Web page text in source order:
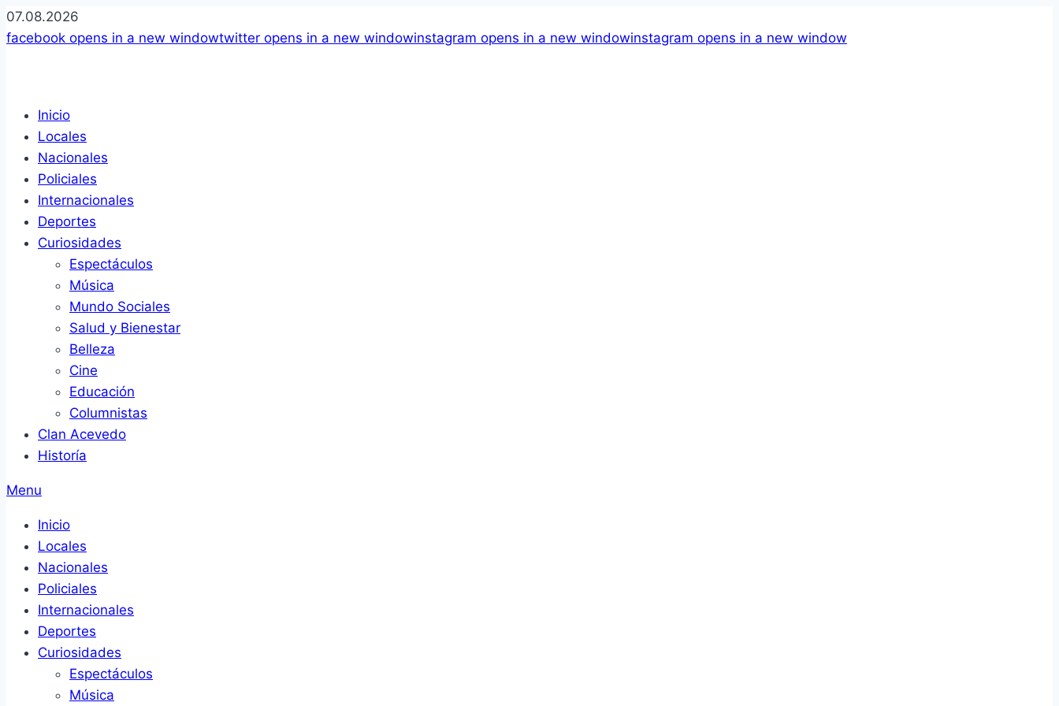
07.08.2026
facebook opens in a new windowtwitter opens in a new windowinstagram opens in a new windowinstagram opens in a new window
Inicio
Locales
Nacionales
Policiales
Internacionales
Deportes
Curiosidades
Espectáculos
Música
Mundo Sociales
Salud y Bienestar
Belleza
Cine
Educación
Columnistas
Clan Acevedo
Historía
Menu
Inicio
Locales
Nacionales
Policiales
Internacionales
Deportes
Curiosidades
Espectáculos
Música